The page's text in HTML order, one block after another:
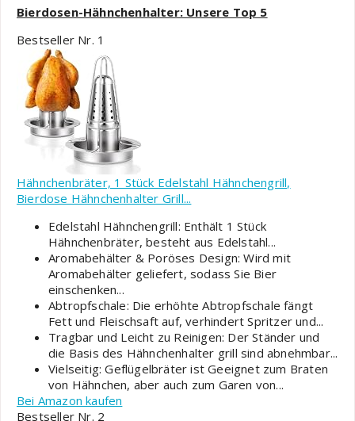
Bierdosen-Hähnchenhalter: Unsere Top 5
Bestseller Nr. 1
Hähnchenbräter, 1 Stück Edelstahl Hähnchengrill,
Bierdose Hähnchenhalter Grill...
Edelstahl Hähnchengrill: Enthält 1 Stück
Hähnchenbräter, besteht aus Edelstahl...
Aromabehälter & Poröses Design: Wird mit
Aromabehälter geliefert, sodass Sie Bier
einschenken...
Abtropfschale: Die erhöhte Abtropfschale fängt
Fett und Fleischsaft auf, verhindert Spritzer und...
Tragbar und Leicht zu Reinigen: Der Ständer und
die Basis des Hähnchenhalter grill sind abnehmbar...
Vielseitig: Geflügelbräter ist Geeignet zum Braten
von Hähnchen, aber auch zum Garen von...
Bei Amazon kaufen
Bestseller Nr. 2